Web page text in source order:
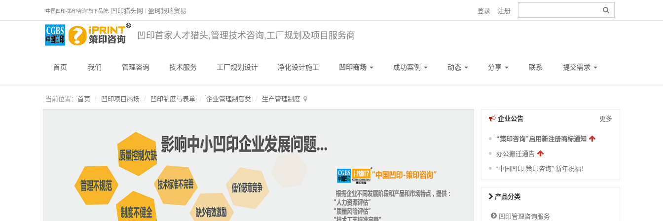
“中国凹印-策印咨询”旗下品牌: 凹印猎头网 盈珂银瑞贸易 登录 注册
凹印首家人才猎头,管理技术咨询,工厂规划及项目服务商
首页 我们 管理咨询 技术服务 工厂规划设计 净化设计施工 凹印商场 成功案例 动态 分享 联系 提交需求
当前位置： 首页 凹印项目商场 凹印制度与表单 企业管理制度类 生产管理制度
企业公告 更多
“策印咨询”启用新注册商标通知
办公搬迁通告
“中国凹印-策印咨询”-新年祝福！
产品分类
凹印管理咨询服务